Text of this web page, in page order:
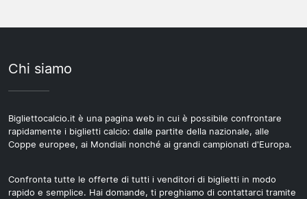
Chi siamo
Bigliettocalcio.it è una pagina web in cui è possibile confrontare
rapidamente i biglietti calcio: dalle partite della nazionale, alle
Coppe europee, ai Mondiali nonché ai grandi campionati d'Europa.
Confronta tutte le offerte di tutti i venditori di biglietti in modo
rapido e semplice. Hai domande, ti preghiamo di contattarci tramite